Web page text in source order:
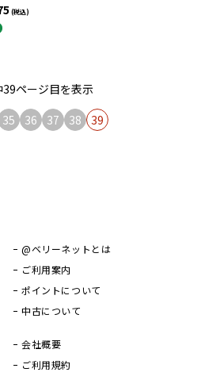
(税込)
ページ目を表示
35
36 37 38 39
@ベリーネットとは
ご利用案内
ポイントについて
中古について
会社概要
ご利用規約